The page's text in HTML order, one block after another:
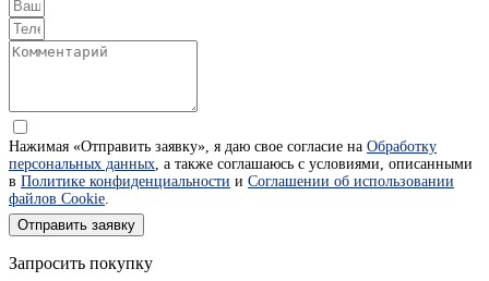
Нажимая «Отправить заявку», я даю свое согласие на Обработку
персональных данных, а также соглашаюсь с условиями, описанными
в Политике конфиденциальности и Соглашении об использовании
файлов Cookie.
Отправить заявку
Запросить покупку